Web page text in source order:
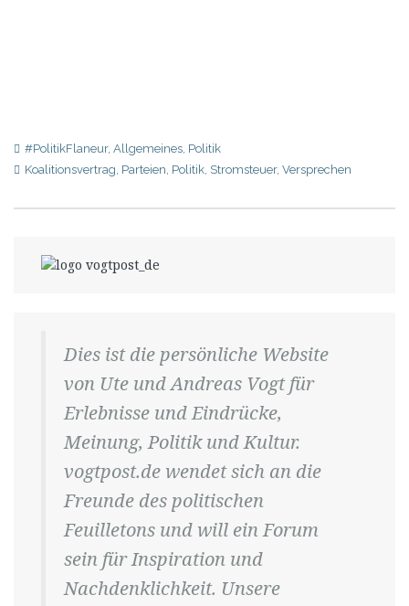
#PolitikFlaneur, Allgemeines, Politik
Koalitionsvertrag, Parteien, Politik, Stromsteuer, Versprechen
Dies ist die persönliche Website
von Ute und Andreas Vogt für
Erlebnisse und Eindrücke,
Meinung, Politik und Kultur.
vogtpost.de wendet sich an die
Freunde des politischen
Feuilletons und will ein Forum
sein für Inspiration und
Nachdenklichkeit. Unsere